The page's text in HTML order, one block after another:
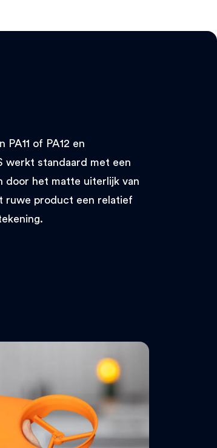
of PA12 en
werkt standaard met een
door het matte uiterlijk van
ruwe product een relatief